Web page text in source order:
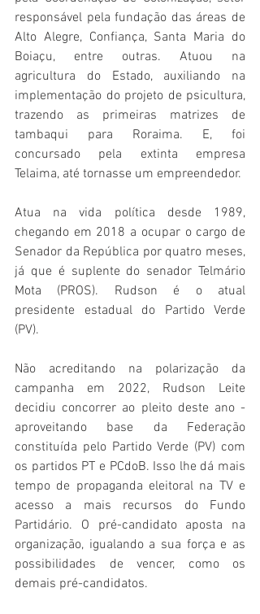
responsável pela fundação das áreas de
Alto Alegre, Confiança, Santa Maria do
Boiaçu, entre outras. Atuou na
agricultura do Estado, auxiliando na
implementação do projeto de psicultura,
trazendo as primeiras matrizes de
tambaqui para Roraima. E, foi
concursado pela extinta empresa
Telaima, até tornasse um empreendedor.
Atua na vida política desde 1989,
chegando em 2018 a ocupar o cargo de
Senador da República por quatro meses,
já que é suplente do senador Telmário
Mota (PROS). Rudson é o atual
presidente estadual do Partido Verde
(PV).
Não acreditando na polarização da
campanha em 2022, Rudson Leite
decidiu concorrer ao pleito deste ano -
aproveitando base da Federação
constituída pelo Partido Verde (PV) com
os partidos PT e PCdoB. Isso lhe dá mais
tempo de propaganda eleitoral na TV e
acesso a mais recursos do Fundo
Partidário. O pré-candidato aposta na
organização, igualando a sua força e as
possibilidades de vencer, como os
demais pré-candidatos.